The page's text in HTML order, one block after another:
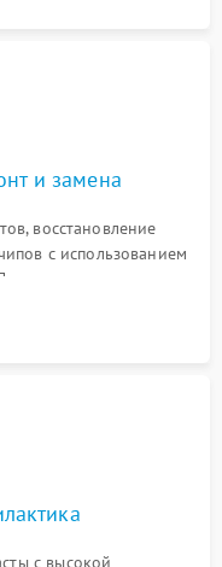
и замена
восстановление
с использованием
микросхемы
портов USB
с высокой